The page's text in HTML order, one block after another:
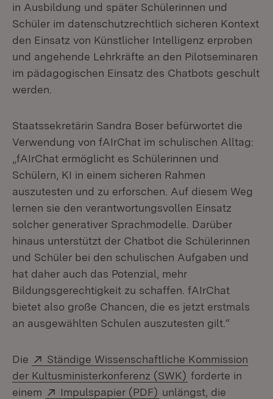
in Ausbildung und später Schülerinnen und
Schüler im datenschutzrechtlich sicheren Kontext
den Einsatz von Künstlicher Intelligenz erproben
und angehende Lehrkräfte an den Pilotseminaren
im pädagogischen Einsatz des Chatbots geschult
werden.
Staatssekretärin Sandra Boser befürwortet die
Verwendung von fAIrChat im schulischen Alltag:
„fAIrChat ermöglicht es Schülerinnen und
Schülern, KI in einem sicheren Rahmen
auszutesten und zu erforschen. Auf diesem Weg
lernen sie den verantwortungsvollen Einsatz
solcher generativer Sprachmodelle. Darüber
hinaus unterstützt der Chatbot die Schülerinnen
und Schüler bei den schulischen Aufgaben und
hat daher auch das Potenzial, mehr
Bildungsgerechtigkeit zu schaffen. fAIrChat
bietet also große Chancen, die es jetzt erstmals
an ausgewählten Schulen auszutesten gilt.“
Die Extern:
Ständige Wissenschaftliche Kommission
der Kultusministerkonferenz (SWK) (Öffnet in
forderte in
einem
Extern:
Impulspapier (PDF) (Öffnet in neuem
unlängst, die